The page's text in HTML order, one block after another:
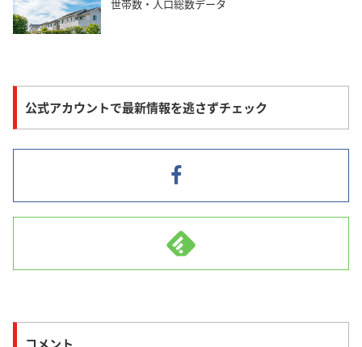
世帯数・人口総数データ
公式アカウントで最新情報を逃さずチェック
コメント